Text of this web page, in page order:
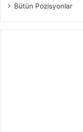
Bütün Pozisyonlar